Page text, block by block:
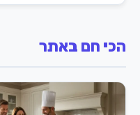
הכי חם באתר